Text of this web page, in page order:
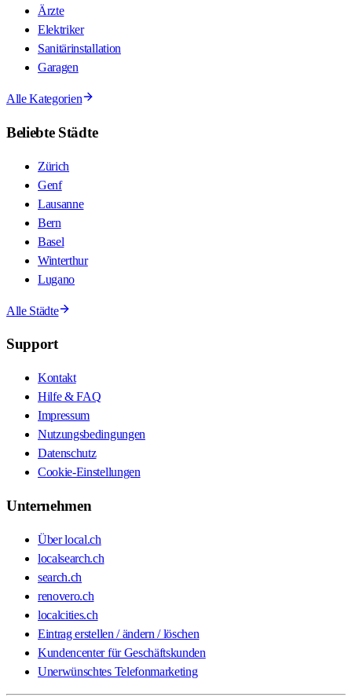
Ärzte
Elektriker
Sanitärinstallation
Garagen
Alle Kategorien
Beliebte Städte
Zürich
Genf
Lausanne
Bern
Basel
Winterthur
Lugano
Alle Städte
Support
Kontakt
Hilfe & FAQ
Impressum
Nutzungsbedingungen
Datenschutz
Cookie-Einstellungen
Unternehmen
Über local.ch
localsearch.ch
search.ch
renovero.ch
localcities.ch
Eintrag erstellen / ändern / löschen
Kundencenter für Geschäftskunden
Unerwünschtes Telefonmarketing